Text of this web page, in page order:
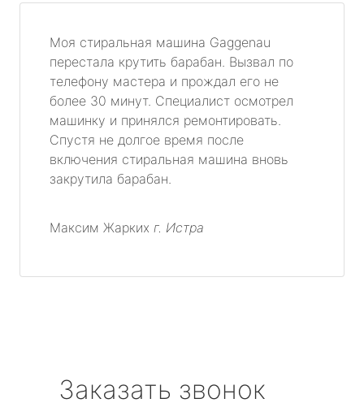
Моя стиральная машина Gaggenau
перестала крутить барабан. Вызвал по
телефону мастера и прождал его не
более 30 минут. Специалист осмотрел
машинку и принялся ремонтировать.
Спустя не долгое время после
включения стиральная машина вновь
закрутила барабан.
Максим Жарких г. Истра
Заказать звонок